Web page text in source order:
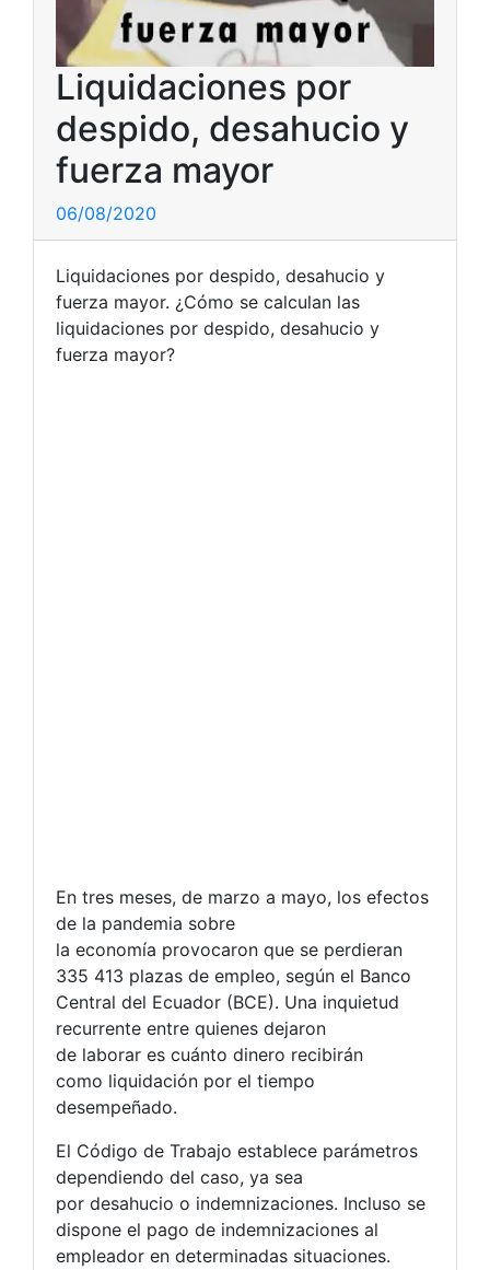
Liquidaciones por
despido, desahucio y
fuerza mayor
06/08/2020
Liquidaciones por despido, desahucio y
fuerza mayor. ¿Cómo se calculan las
liquidaciones por despido, desahucio y
fuerza mayor?
En tres meses, de marzo a mayo, los efectos
de la pandemia sobre
la economía provocaron que se perdieran
335 413 plazas de empleo, según el Banco
Central del Ecuador (BCE). Una inquietud
recurrente entre quienes dejaron
de laborar es cuánto dinero recibirán
como liquidación por el tiempo
desempeñado.
El Código de Trabajo establece parámetros
dependiendo del caso, ya sea
por desahucio o indemnizaciones. Incluso se
dispone el pago de indemnizaciones al
empleador en determinadas situaciones.